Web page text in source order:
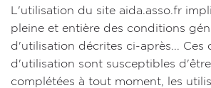
L'utilisation du site aida.asso.fr
pleine et entière des conditions
d'utilisation décrites ci-après... Ces
d'utilisation sont susceptibles
complétées à tout moment, les